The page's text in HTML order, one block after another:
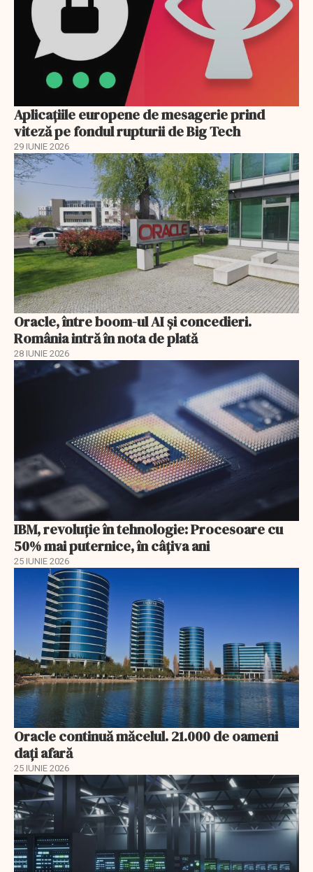
Aplicațiile europene de mesagerie prind
viteză pe fondul rupturii de Big Tech
29 IUNIE 2026
Oracle, între boom-ul AI și concedieri.
România intră în nota de plată
28 IUNIE 2026
IBM, revoluţie în tehnologie: Procesoare cu
50% mai puternice, în câţiva ani
25 IUNIE 2026
Oracle continuă măcelul. 21.000 de oameni
dați afară
25 IUNIE 2026